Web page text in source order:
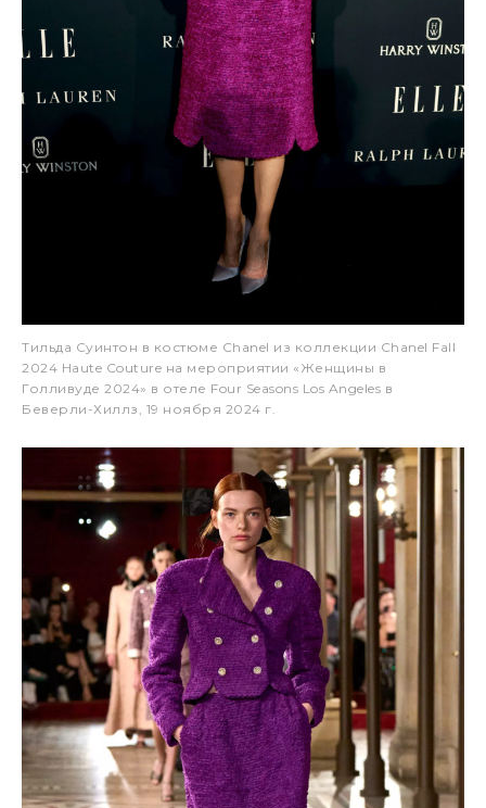
Тильда Суинтон в костюме Chanel из коллекции Chanel Fall
2024 Haute Couture на мероприятии «Женщины в
Голливуде 2024» в отеле Four Seasons Los Angeles в
Беверли-Хиллз, 19 ноября 2024 г.